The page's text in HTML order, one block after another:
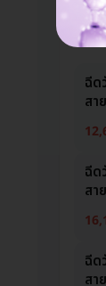
ไม่
มีที่จ
ฉีด
สา
ฉีด
สา
ฉีด
สา